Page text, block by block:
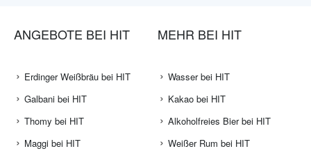
ANGEBOTE BEI HIT
Erdinger Weißbräu bei HIT
Galbani bei HIT
Thomy bei HIT
Maggi bei HIT
MEHR BEI HIT
Wasser bei HIT
Kakao bei HIT
Alkoholfreies Bier bei HIT
Weißer Rum bei HIT